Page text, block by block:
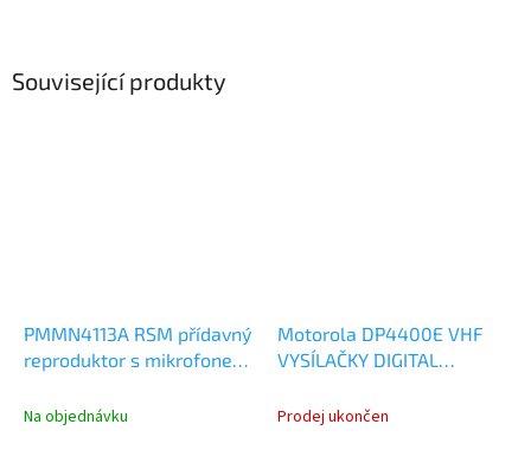
Související produkty
PMMN4113A RSM přídavný
reproduktor s mikrofonem,
Na objednávku
Motorola DP4400E VHF
VYSÍLAČKY DIGITAL
MDH56JDC9VA1AN
Prodej ukončen